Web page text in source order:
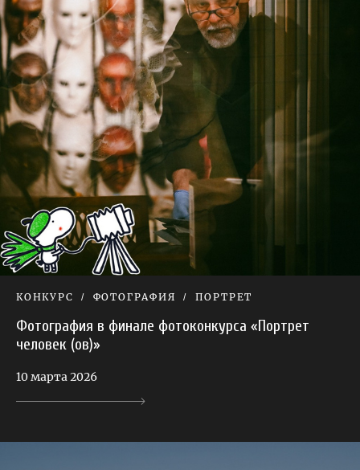
КОНКУРС ФОТОГРАФИЯ ПОРТРЕТ
Фотография в финале фотоконкурса «Портрет
человек (ов)»
10 марта 2026